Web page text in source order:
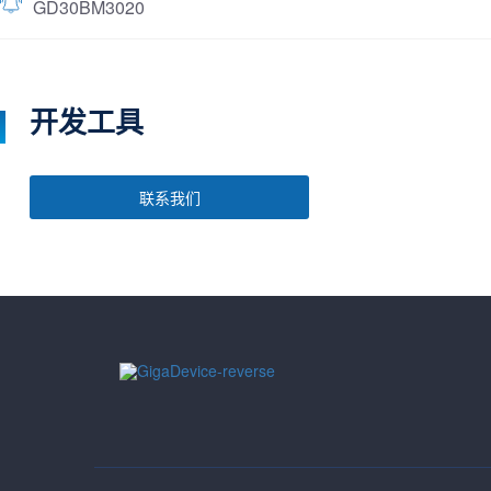
GD30BM3020
开发工具
联系我们